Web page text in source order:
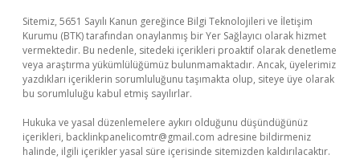
Sitemiz, 5651 Sayılı Kanun gereğince Bilgi Teknolojileri ve İletişim
Kurumu (BTK) tarafından onaylanmış bir Yer Sağlayıcı olarak hizmet
vermektedir. Bu nedenle, sitedeki içerikleri proaktif olarak denetleme
veya araştırma yükümlülüğümüz bulunmamaktadır. Ancak, üyelerimiz
yazdıkları içeriklerin sorumluluğunu taşımakta olup, siteye üye olarak
bu sorumluluğu kabul etmiş sayılırlar.
Hukuka ve yasal düzenlemelere aykırı olduğunu düşündüğünüz
içerikleri, backlinkpanelicomtr@gmail.com adresine bildirmeniz
halinde, ilgili içerikler yasal süre içerisinde sitemizden kaldırılacaktır.